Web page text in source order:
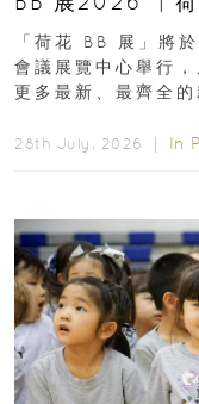
「荷花 BB 展」將
會議展覽中心舉行
更多最新、最齊全
28th July, 2026 ｜ In